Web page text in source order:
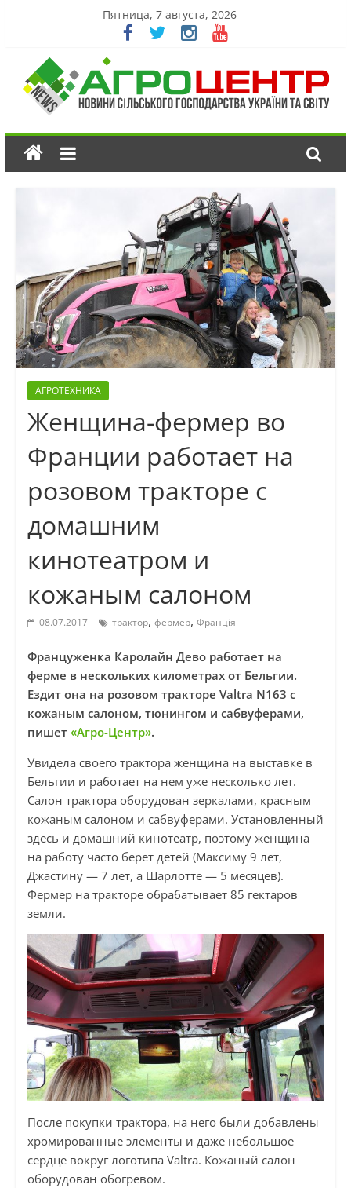
Пятница, 7 августа, 2026
АГРОТЕХНИКА
Женщина-фермер во
Франции работает на
розовом тракторе с
домашним
кинотеатром и
кожаным салоном
08.07.2017 трактор, фермер, Франція
Француженка Каролайн Дево работает на
ферме в нескольких километрах от Бельгии.
Ездит она на розовом тракторе Valtra N163 с
кожаным салоном, тюнингом и сабвуферами,
пишет «Агро-Центр».
Увидела своего трактора женщина на выставке в
Бельгии и работает на нем уже несколько лет.
Салон трактора оборудован зеркалами, красным
кожаным салоном и сабвуферами. Установленный
здесь и домашний кинотеатр, поэтому женщина
на работу часто берет детей (Максиму 9 лет,
Джастину — 7 лет, а Шарлотте — 5 месяцев).
Фермер на тракторе обрабатывает 85 гектаров
земли.
После покупки трактора, на него были добавлены
хромированные элементы и даже небольшое
сердце вокруг логотипа Valtra. Кожаный салон
оборудован обогревом.